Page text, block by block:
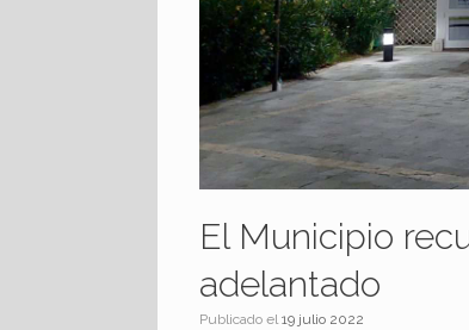
El Municipio
adelantado
Publicado el19 julio 2022